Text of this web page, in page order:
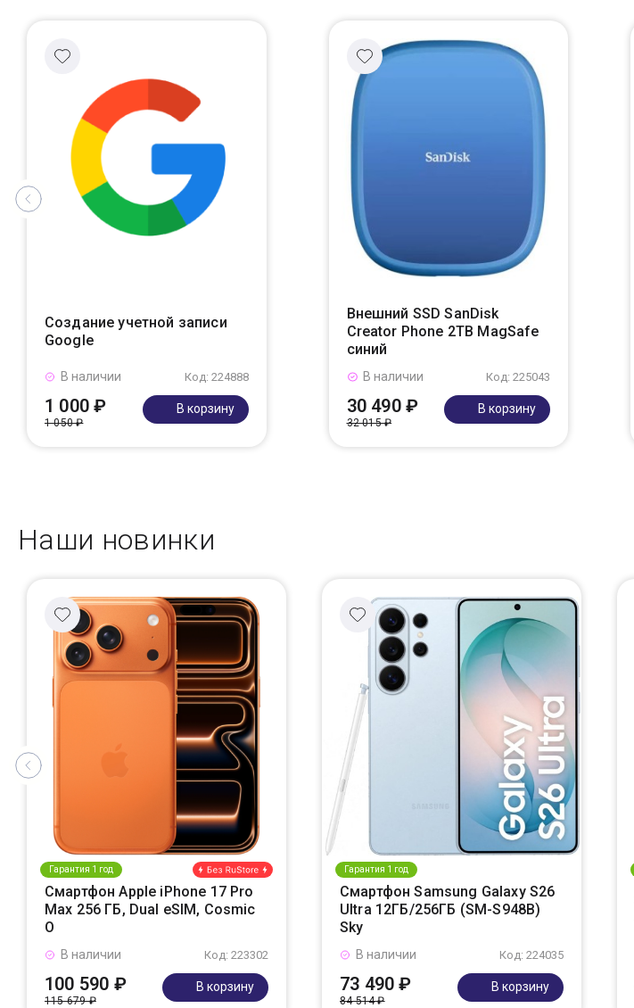
Создание учетной записи
Google
Код: 224888
В наличии
1 000 ₽
1 050 ₽
В корзину
Внешний SSD SanDisk
Creator Phone 2TB MagSafe
синий
Код: 225043
В наличии
30 490 ₽
32 015 ₽
В корзину
Наши новинки
Гарантия 1 год
Смартфон Apple iPhone 17 Pro
Max 256 ГБ, Dual eSIM, Cosmic
O
Код: 223302
В наличии
100 590 ₽
115 679 ₽
В корзину
Гарантия 1 год
Смартфон Samsung Galaxy S26
Ultra 12ГБ/256ГБ (SM-S948B)
Sky
Код: 224035
В наличии
73 490 ₽
84 514 ₽
В корзину